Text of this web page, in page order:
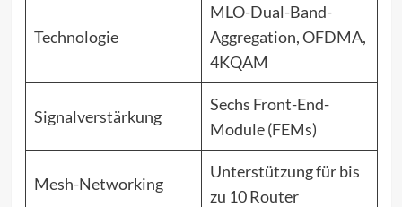
Technologie
MLO-Dual-Band-
Aggregation, OFDMA,
4KQAM
Signalverstärkung
Sechs Front-End-
Module (FEMs)
Mesh-Networking
Unterstützung für bis
zu 10 Router